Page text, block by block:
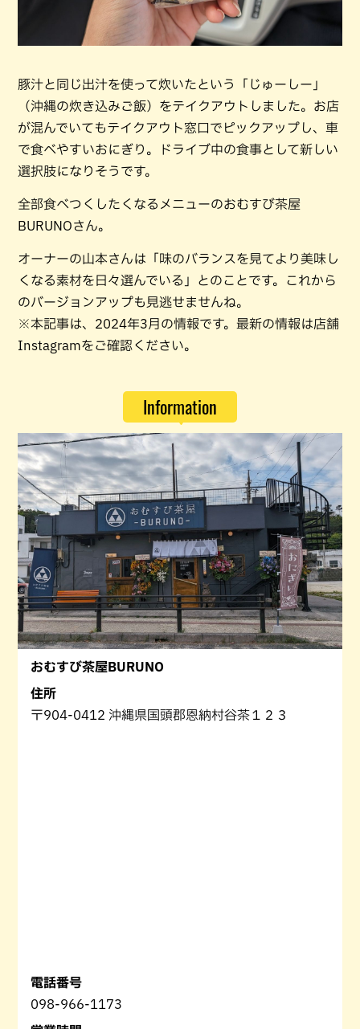
豚汁と同じ出汁を使って炊いたという「じゅーしー」
（沖縄の炊き込みご飯）をテイクアウトしました。お店
が混んでいてもテイクアウト窓口でピックアップし、車
で食べやすいおにぎり。ドライブ中の食事として新しい
選択肢になりそうです。
全部食べつくしたくなるメニューのおむすび茶屋
BURUNOさん。
オーナーの山本さんは「味のバランスを見てより美味し
くなる素材を日々選んでいる」とのことです。これから
のバージョンアップも見逃せませんね。
※本記事は、2024年3月の情報です。最新の情報は店舗
Instagramをご確認ください。
Information
おむすび茶屋BURUNO
住所
〒904-0412 沖縄県国頭郡恩納村谷茶１２３
電話番号
098-966-1173